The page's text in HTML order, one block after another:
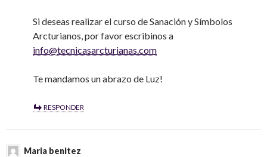
Si deseas realizar el curso de Sanación y Símbolos
Arcturianos, por favor escribinos a
info@tecnicasarcturianas.com
Te mandamos un abrazo de Luz!
RESPONDER
Maria benitez